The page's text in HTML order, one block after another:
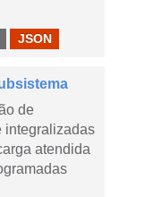
JSON
de
integralizadas
atendida